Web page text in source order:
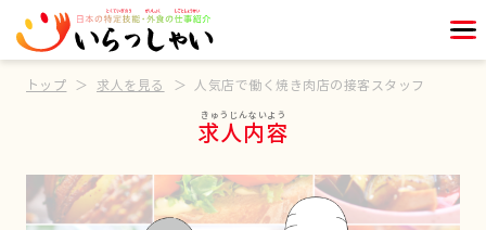
トップ 求人を見る 人気店で働く焼き肉店の接客スタッフ
求人内容